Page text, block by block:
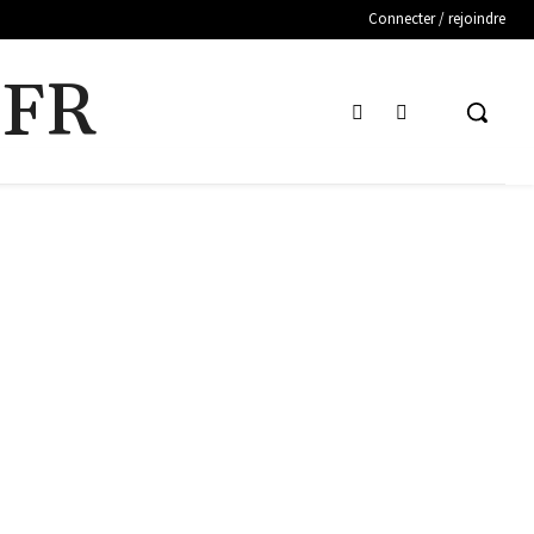
Connecter / rejoindre